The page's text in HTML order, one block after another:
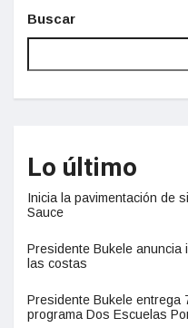
Buscar
Lo último
Inicia la pavimentación de
Sauce
Presidente Bukele anuncia
las costas
Presidente Bukele entrega
programa Dos Escuelas